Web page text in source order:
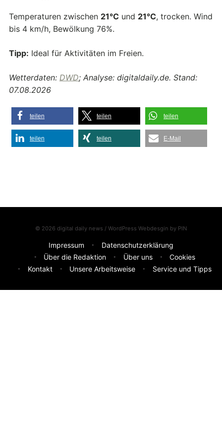
Temperaturen zwischen 21°C und 21°C, trocken. Wind
bis 4 km/h, Bewölkung 76%.
Tipp: Ideal für Aktivitäten im Freien.
Wetterdaten: DWD; Analyse: digitaldaily.de. Stand:
07.08.2026
teilen teilen teilen
teilen teilen E-Mail
© 2026 digital daily news / WordPress Webdesgin by PIN
Impressum
Datenschutzerklärung
Über die Redaktion
Über uns
Cookies
Kontakt
Unsere Arbeitsweise Service und Tipps